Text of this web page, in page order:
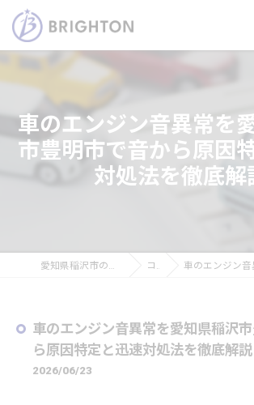
車のエンジン音異常を
市豊明市で音から原因
対処法を徹底解
愛知県稲沢市の車なら株式会社ブライトン コラム 車のエンジン音異常を愛知県稲沢市
車のエンジン音異常を愛知県稲沢
ら原因特定と迅速対処法を徹底解説
2026/06/23